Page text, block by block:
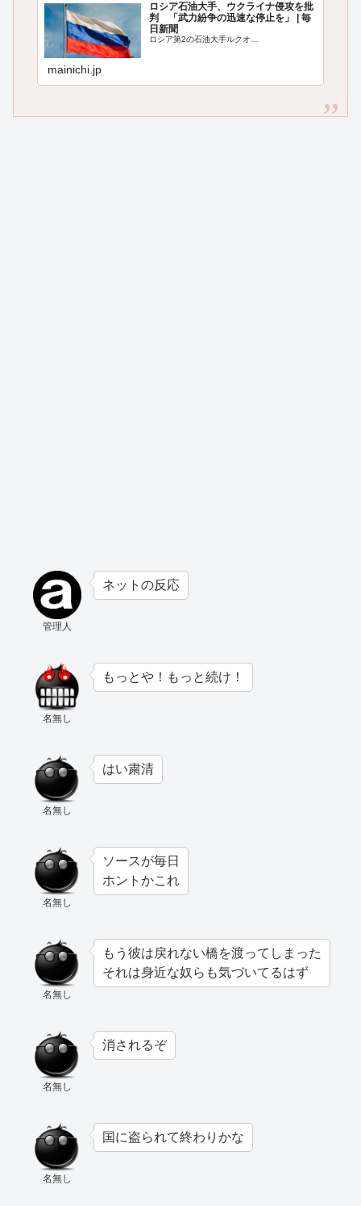
ロシア石油大手、ウクライナ侵攻を批
判 「武力紛争の迅速な停止を」 | 毎
日新聞
ロシア第2の石油大手ルクオ…
mainichi.jp
管理人
ネットの反応
名無し
もっとや！もっと続け！
名無し
はい粛清
名無し
ソースが毎日
ホントかこれ
名無し
もう彼は戻れない橋を渡ってしまった
それは身近な奴らも気づいてるはず
名無し
消されるぞ
名無し
国に盗られて終わりかな